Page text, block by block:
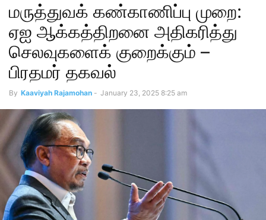
மருத்துவக் கண்காணிப்பு முறை:
ஏஐ ஆக்கத்திறனை அதிகரித்து
செலவுகளைக் குறைக்கும் –
பிரதமர் தகவல்
By Kaaviyah Rajamohan - January 23, 2025 8:25 am